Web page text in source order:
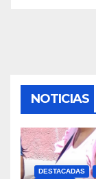
NOTICIAS
DESTACADAS